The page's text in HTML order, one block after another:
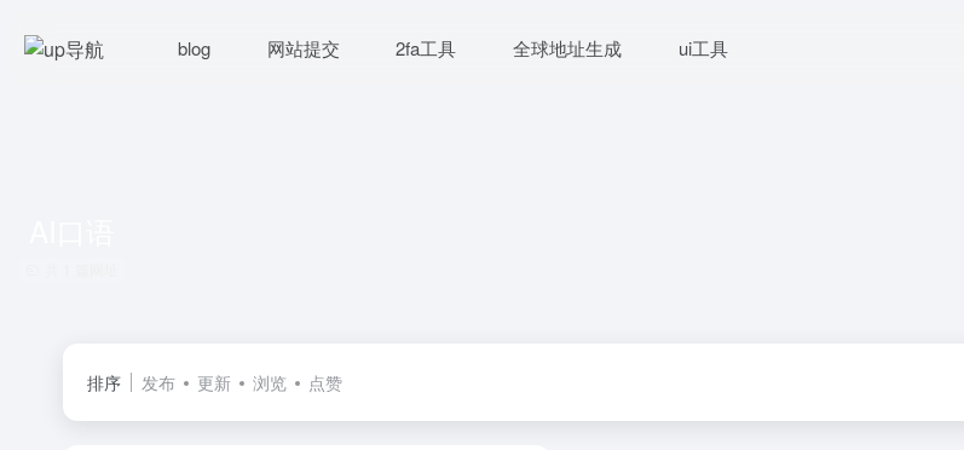
blog 网站提交 2fa工具 全球地址生成 ui工具
排序 发布 更新 浏览 点赞